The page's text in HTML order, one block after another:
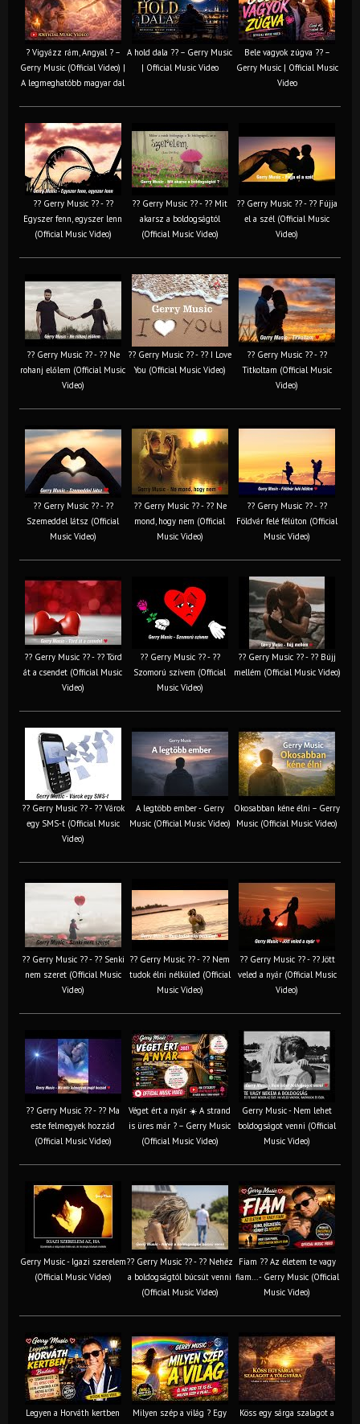
? Vigyázz rám, Angyal ? –
Gerry Music (Official Video) |
A legmeghatóbb magyar dal
A hold dala ?? – Gerry Music
| Official Music Video
Bele vagyok zúgva ?? –
Gerry Music | Official Music
Video
?? Gerry Music ?? - ??
Egyszer fenn, egyszer lenn
(Official Music Video)
?? Gerry Music ?? - ?? Mit
akarsz a boldogságtól
(Official Music Video)
?? Gerry Music ?? - ?? Fújja
el a szél (Official Music
Video)
?? Gerry Music ?? - ?? Ne
rohanj előlem (Official Music
Video)
?? Gerry Music ?? - ?? I Love
You (Official Music Video)
?? Gerry Music ?? - ??
Titkoltam (Official Music
Video)
?? Gerry Music ?? - ??
Szemeddel látsz (Official
Music Video)
?? Gerry Music ?? - ?? Ne
mond, hogy nem (Official
Music Video)
?? Gerry Music ?? - ??
Földvár felé félúton (Official
Music Video)
?? Gerry Music ?? - ?? Törd
át a csendet (Official Music
Video)
?? Gerry Music ?? - ??
Szomorú szívem (Official
Music Video)
?? Gerry Music ?? - ?? Bújj
mellém (Official Music Video)
?? Gerry Music ?? - ?? Várok
egy SMS-t (Official Music
Video)
A legtöbb ember - Gerry
Music (Official Music Video)
Okosabban kéne élni – Gerry
Music (Official Music Video)
?? Gerry Music ?? - ?? Senki
nem szeret (Official Music
Video)
?? Gerry Music ?? - ?? Nem
tudok élni nélküled (Official
Music Video)
?? Gerry Music ?? - ?? Jött
veled a nyár (Official Music
Video)
?? Gerry Music ?? - ?? Ma
este felmegyek hozzád
(Official Music Video)
Véget ért a nyár ☀️ A strand
is üres már ? – Gerry Music
(Official Music Video)
Gerry Music - Nem lehet
boldogságot venni (Official
Music Video)
Gerry Music - Igazi szerelem
(Official Music Video)
?? Gerry Music ?? - ?? Nehéz
a boldogságtól búcsút venni
(Official Music Video)
Fiam ?‍? Az életem te vagy
fiam... - Gerry Music (Official
Music Video)
Legyen a Horváth kertben
Milyen szép a világ ? Egy
Köss egy sárga szalagot a